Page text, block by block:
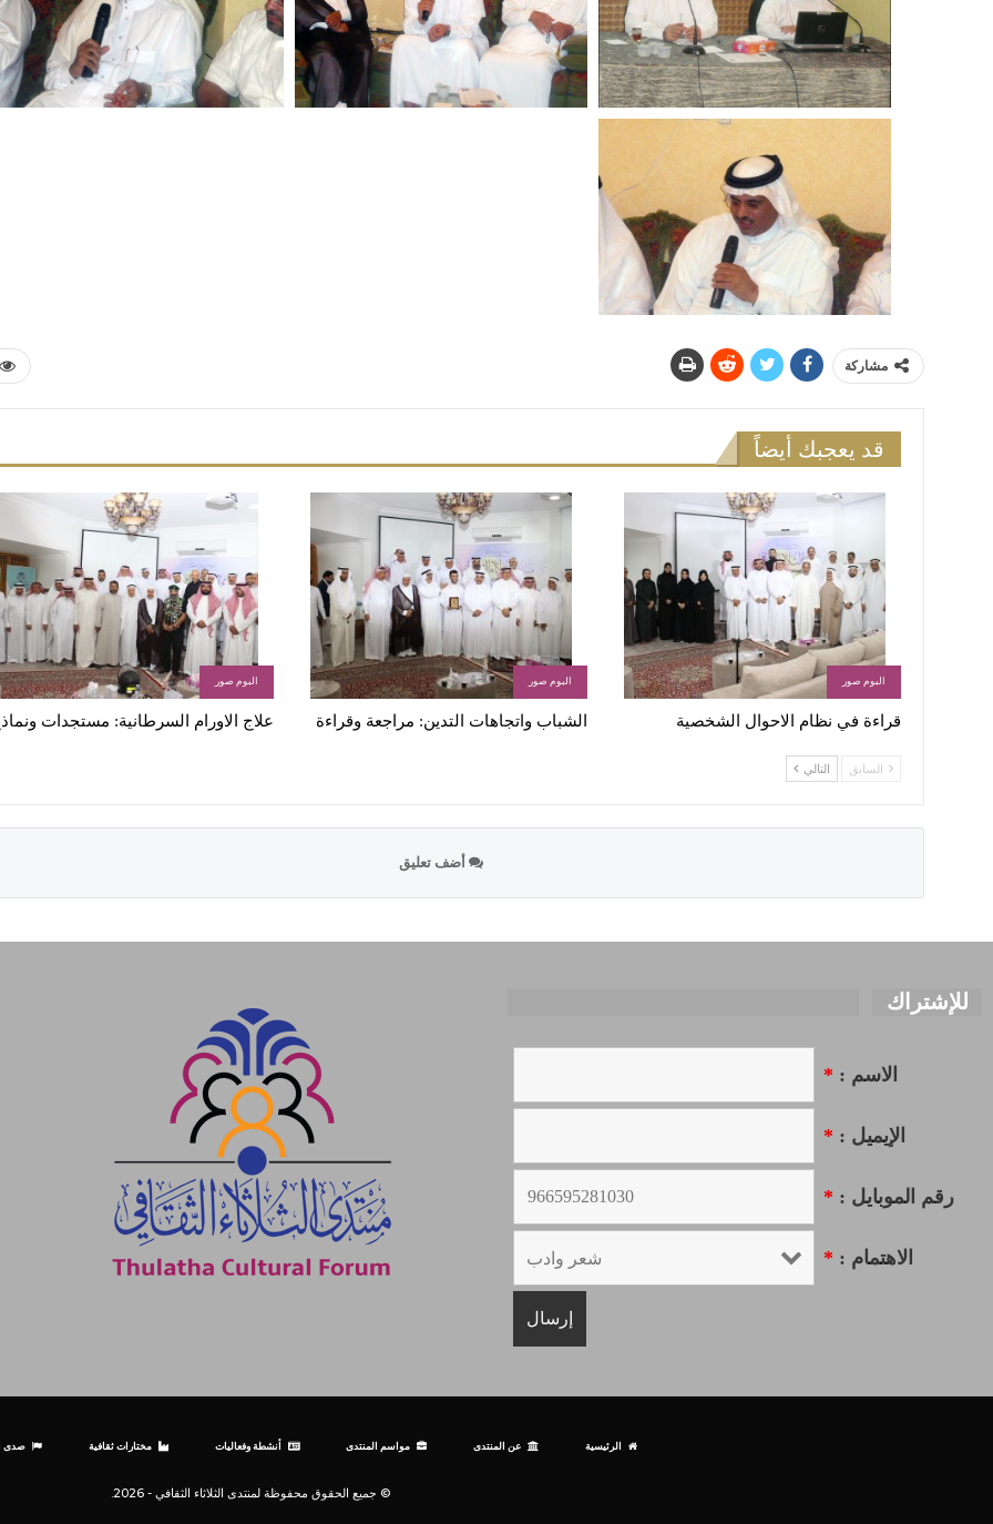
مشاركة
قد يعجبك أيضاً
البوم صور
قراءة في نظام الاحوال الشخصية
البوم صور
الشباب واتجاهات التدين: مراجعة وقراءة
البوم صور
علاج الاورام السرطانية: مستجدات
السابق التالي
أضف تعليق
للإشتراك
الاسم : *
الإيميل : *
رقم الموبايل : *
الاهتمام : *
الرئيسية عن المنتدى مواسم المنتدى أنشطة وفعاليات مختارات ثقافية صدى
© جميع الحقوق محفوظة لمنتدى الثلاثاء الثقافي - 2026.